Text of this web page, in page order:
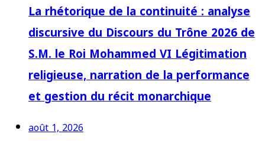
La rhétorique de la continuité : analyse
discursive du Discours du Trône 2026 de
S.M. le Roi Mohammed VI Légitimation
religieuse, narration de la performance
et gestion du récit monarchique
août 1, 2026